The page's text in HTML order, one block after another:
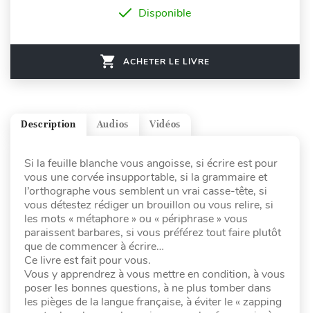
Disponible
ACHETER LE LIVRE
Vidéos
Audios
Description
Si la feuille blanche vous angoisse, si écrire est pour
vous une corvée insupportable, si la grammaire et
l’orthographe vous semblent un vrai casse-tête, si
vous détestez rédiger un brouillon ou vous relire, si
les mots « métaphore » ou « périphrase » vous
paraissent barbares, si vous préférez tout faire plutôt
que de commencer à écrire…
Ce livre est fait pour vous.
Vous y apprendrez à vous mettre en condition, à vous
poser les bonnes questions, à ne plus tomber dans
les pièges de la langue française, à éviter le « zapping